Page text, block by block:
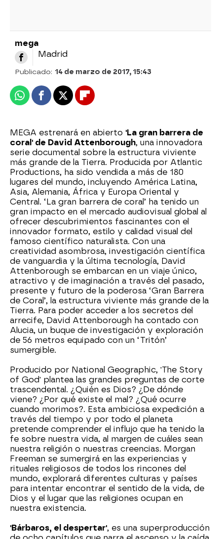
mega
Madrid
Publicado: 14 de marzo de 2017, 15:43
WhatsappFacebook
X Flipboard
MEGA estrenará en abierto 'La gran barrera de
coral' de David Attenborough, una innovadora
serie documental sobre la estructura viviente
más grande de la Tierra. Producida por Atlantic
Productions, ha sido vendida a más de 180
lugares del mundo, incluyendo América Latina,
Asia, Alemania, África y Europa Oriental y
Central. ‘La gran barrera de coral’ ha tenido un
gran impacto en el mercado audiovisual global al
ofrecer descubrimientos fascinantes con el
innovador formato, estilo y calidad visual del
famoso científico naturalista. Con una
creatividad asombrosa, investigación científica
de vanguardia y la última tecnología, David
Attenborough se embarcan en un viaje único,
atractivo y de imaginación a través del pasado,
presente y futuro de la poderosa ‘Gran Barrera
de Coral’, la estructura viviente más grande de la
Tierra. Para poder acceder a los secretos del
arrecife, David Attenborough ha contado con
Alucia, un buque de investigación y exploración
de 56 metros equipado con un ‘Tritón’
sumergible.
Producido por National Geographic, 'The Story
of God' plantea las grandes preguntas de corte
trascendental. ¿Quién es Dios? ¿De dónde
viene? ¿Por qué existe el mal? ¿Qué ocurre
cuando morimos?. Esta ambiciosa expedición a
través del tiempo y por todo el planeta
pretende comprender el influjo que ha tenido la
fe sobre nuestra vida, al margen de cuáles sean
nuestra religión o nuestras creencias. Morgan
Freeman se sumergirá en las experiencias y
rituales religiosos de todos los rincones del
mundo, explorará diferentes culturas y países
para intentar encontrar el sentido de la vida, de
Dios y el lugar que las religiones ocupan en
nuestra existencia.
'Bárbaros, el despertar', es una superproducción